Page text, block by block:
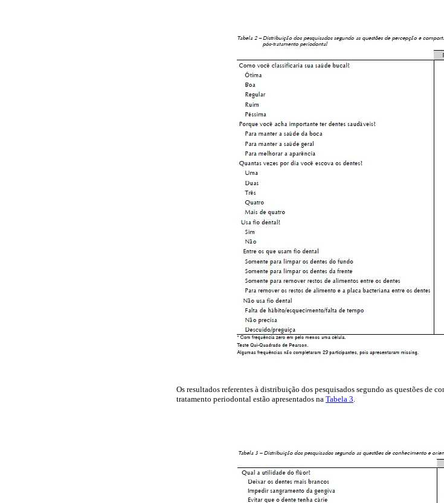
Os resultados referentes à distribuição dos pesquisados segundo as questões de
tratamento periodontal estão apresentados na Tabela 3.